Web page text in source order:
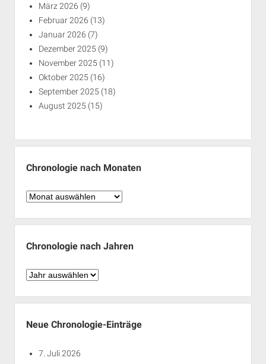
März 2026 (9)
Februar 2026 (13)
Januar 2026 (7)
Dezember 2025 (9)
November 2025 (11)
Oktober 2025 (16)
September 2025 (18)
August 2025 (15)
Chronologie nach Monaten
Chronologie
Monaten
Chronologie nach Jahren
Chronologie
Jahren
Neue Chronologie-Einträge
7. Juli 2026